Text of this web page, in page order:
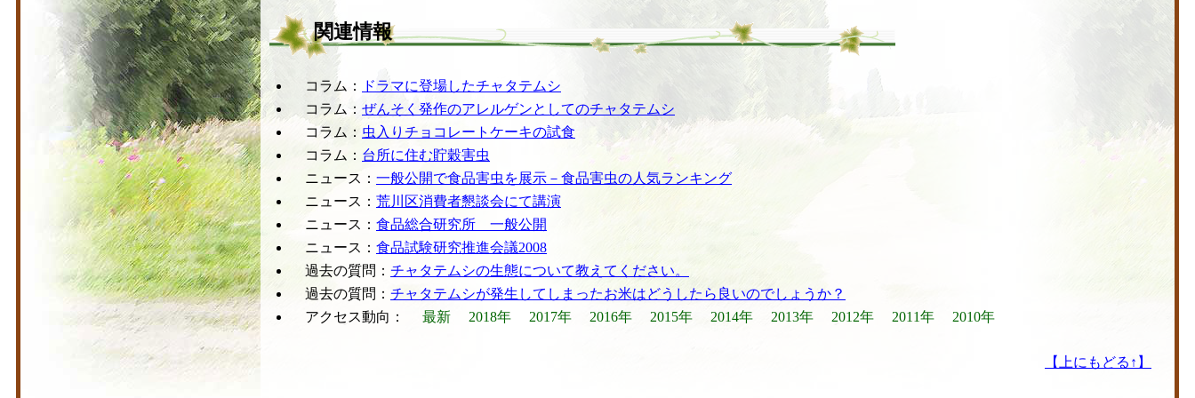
関連情報
コラム：
ドラマに登場したチャタテムシ
コラム： ぜんそく発作のアレルゲンとしてのチャタテムシ
コラム： 虫入りチョコレートケーキの試食
コラム： 台所に住む貯穀害虫
ニュース： 一般公開で食品害虫を展示－食品害虫の人気ランキング
ニュース： 荒川区消費者懇談会にて講演
ニュース： 食品総合研究所 一般公開
ニュース： 食品試験研究推進会議2008
過去の質問： チャタテムシの生態について教えてください。
過去の質問： チャタテムシが発生してしまったお米はどうしたら良いのでしょうか？
アクセス動向： 最新 2018年 2017年 2016年 2015年 2014年 2013年 2012年 2011年 2010年
【上にもどる↑】